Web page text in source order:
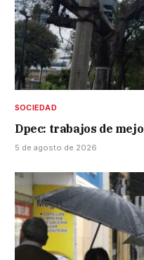
SOCIEDAD
Dpec: trabajos de
5 de agosto de 2026